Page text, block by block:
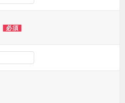
必須